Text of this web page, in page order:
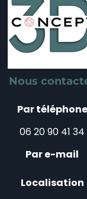
Nous
Par téléphone
06 20 90 41 34
Par e-mail
Localisation